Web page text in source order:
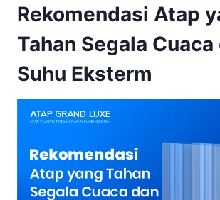
Rekomendasi Atap
Tahan Segala Cuaca
Suhu Eksterm